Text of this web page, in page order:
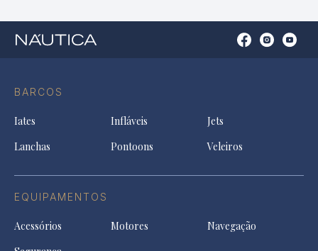
BARCOS
Iates Infláveis
Jets
Lanchas
Pontoons Veleiros
EQUIPAMENTOS
Acessórios Motores
Navegação
OpenOpenOpen